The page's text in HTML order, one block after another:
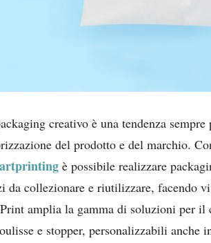
creativo è una tendenza
del prodotto e del marchio.
è possibile realizzare
da collezionare e riutilizzare, facendo
amplia la gamma di soluzioni per il
e stopper, personalizzabili anche